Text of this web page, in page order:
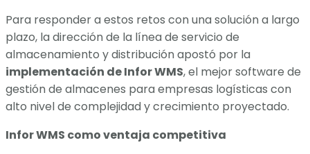
Para responder a estos retos con una solución a largo
plazo, la dirección de la línea de servicio de
almacenamiento y distribución apostó por la
implementación de Infor WMS, el mejor software de
gestión de almacenes para empresas logísticas con
alto nivel de complejidad y crecimiento proyectado.
Infor WMS como ventaja competitiva